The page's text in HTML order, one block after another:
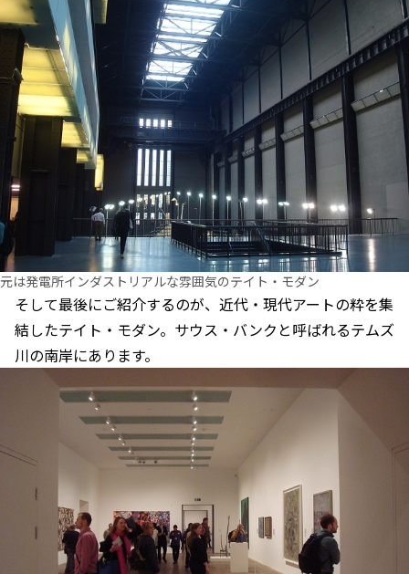
元は発電所インダストリアルな雰囲気のテイト・モダン
そして最後にご紹介するのが、近代・現代アートの粋を集
結したテイト・モダン。サウス・バンクと呼ばれるテムズ
川の南岸にあります。